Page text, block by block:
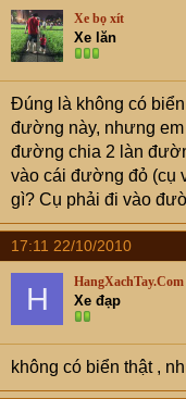
Xe bọ xít
Xe lăn
Đúng là không có
đường này, nhưng
đường chia 2 làn
vào cái đường đỏ (cụ
gì? Cụ phải đi vào
17:11 22/10/2010
H HangXachTay.Com
Xe đạp
không có biển thật ,